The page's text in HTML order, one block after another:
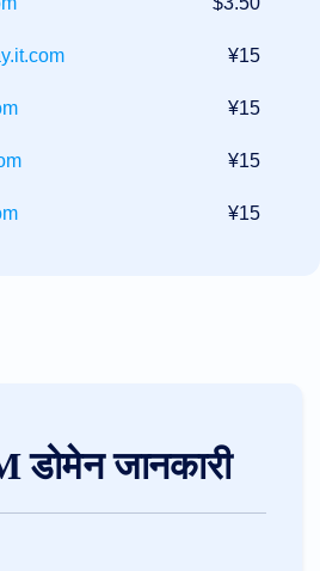
¥15
¥15
¥15
¥15
डोमेन जानकारी